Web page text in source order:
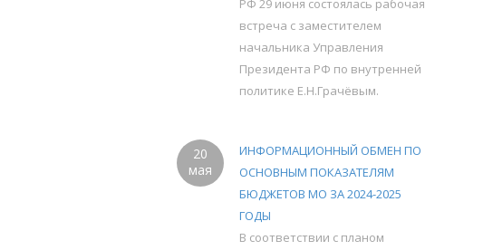
РФ 29 июня состоялась рабочая
встреча с заместителем
начальника Управления
Президента РФ по внутренней
политике Е.Н.Грачёвым.
20
мая
ИНФОРМАЦИОННЫЙ ОБМЕН ПО
ОСНОВНЫМ ПОКАЗАТЕЛЯМ
БЮДЖЕТОВ МО ЗА 2024-2025
ГОДЫ
В соответствии с планом